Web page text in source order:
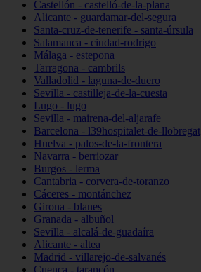
Castellón - castelló-de-la-plana
Alicante - guardamar-del-segura
Santa-cruz-de-tenerife - santa-úrsula
Salamanca - ciudad-rodrigo
Málaga - estepona
Tarragona - cambrils
Valladolid - laguna-de-duero
Sevilla - castilleja-de-la-cuesta
Lugo - lugo
Sevilla - mairena-del-aljarafe
Barcelona - l39hospitalet-de-llobregat
Huelva - palos-de-la-frontera
Navarra - berriozar
Burgos - lerma
Cantabria - corvera-de-toranzo
Cáceres - montánchez
Girona - blanes
Granada - albuñol
Sevilla - alcalá-de-guadaíra
Alicante - altea
Madrid - villarejo-de-salvanés
Cuenca - tarancón